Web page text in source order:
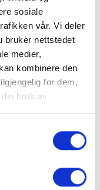
sosiale
vår. Vi deler
bruker nettstedet
medier,
kombinere den
for dem,
bruk av
på
bruke hvor som
lidenskap og
→